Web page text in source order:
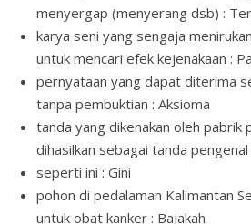
menyergap (menyerang dsb) :
karya seni yang sengaja
untuk mencari efek kejenakaan :
pernyataan yang dapat diterima
tanpa pembuktian : Aksioma
tanda yang dikenakan oleh pabrik
dihasilkan sebagai tanda
seperti ini : Gini
pohon di pedalaman Kalimantan
untuk obat kanker : Bajakah